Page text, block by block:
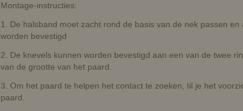
Montage-instructies:
1. De halsband moet zacht rond de basis van de nek passen
worden bevestigd
2. De knevels kunnen worden bevestigd aan een van de twee
van de grootte van het paard.
3. Om het paard te helpen het contact te zoeken, til je het
paard.